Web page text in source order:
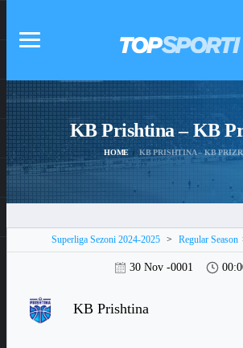
KB Prishtina – KB
HOME KB PRISHTINA – KB
Superliga Sezoni 2024-2025 > Regular Season
30 Nov -0001
KB Prishtina